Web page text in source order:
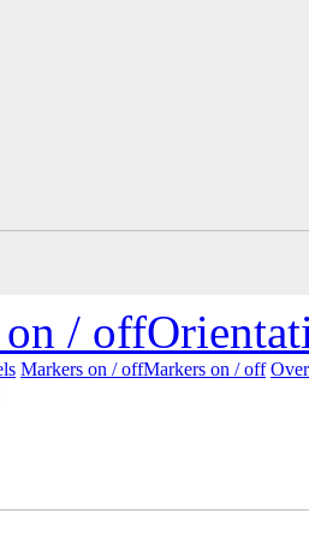
/ off
Markers on /offMarkers on / off